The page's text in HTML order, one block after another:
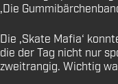
‚Die
Die ‚Skate Mafia‘
die der Tag nicht nur
zweitrangig. Wichtig